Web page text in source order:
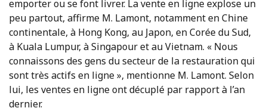
emporter ou se font livrer. La vente en ligne explose un
peu partout, affirme M. Lamont, notamment en Chine
continentale, à Hong Kong, au Japon, en Corée du Sud,
à Kuala Lumpur, à Singapour et au Vietnam. « Nous
connaissons des gens du secteur de la restauration qui
sont très actifs en ligne », mentionne M. Lamont. Selon
lui, les ventes en ligne ont décuplé par rapport à l’an
dernier.